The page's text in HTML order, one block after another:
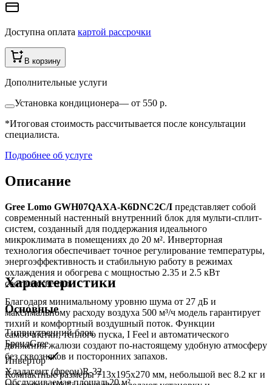
Доступна оплата картой рассрочки
В корзину
Дополнительные услуги
Установка кондиционера— от 550 р.
*Итоговая стоимость рассчитывается после консультации
специалиста.
Подробнее об услуге
Описание
Gree Lomo GWH07QAXA-K6DNC2C/I представляет собой
современный настенный внутренний блок для мульти-сплит-
систем, созданный для поддержания идеального
микроклимата в помещениях до 20 м². Инверторная
технология обеспечивает точное регулирование температуры,
энергоэффективность и стабильную работу в режимах
охлаждения и обогрева с мощностью 2.35 и 2.5 кВт
соответственно.
Благодаря минимальному уровню шума от 27 дБ и
максимальному расходу воздуха 500 м³/ч модель гарантирует
тихий и комфортный воздушный поток. Функции
самоочистки, теплого пуска, I Feel и автоматического
движения жалюзи создают по-настоящему удобную атмосферу
без сквозняков и посторонних запахов.
Компактные размеры 713x195x270 мм, небольшой вес 8.2 кг и
Характеристики
Основные
Типвнутренний блок
БрендGree
Инвертор
Хладагент (фреон)R-32
Обслуживаемая площадь20м²